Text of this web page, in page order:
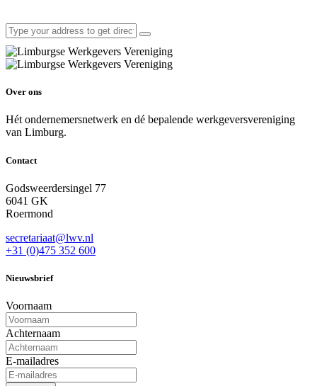
Over ons
Hét ondernemersnetwerk en dé bepalende werkgeversvereniging
van Limburg.
Contact
Godsweerdersingel 77
6041 GK
Roermond
secretariaat@lwv.nl
+31 (0)475 352 600
Nieuwsbrief
Voornaam
Achternaam
E-mailadres